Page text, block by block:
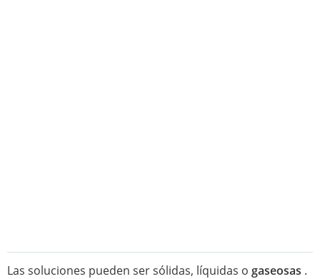
Las soluciones pueden ser sólidas, líquidas o gaseosas .